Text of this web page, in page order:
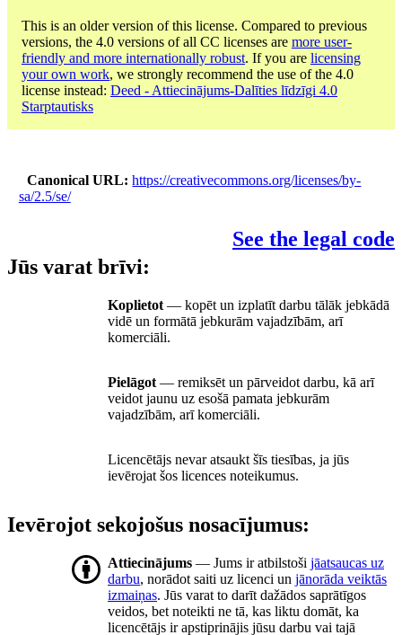
This is an older version of this license. Compared to previous
versions, the 4.0 versions of all CC licenses are more user-
friendly and more internationally robust. If you are licensing
your own work, we strongly recommend the use of the 4.0
license instead: Deed - Attiecinājums-Dalīties līdzīgi 4.0
Starptautisks
Canonical URL
https://creativecommons.org/licenses/by-
sa/2.5/se/
See the legal code
Jūs varat brīvi:
Koplietot — kopēt un izplatīt darbu tālāk jebkādā
vidē un formātā jebkurām vajadzībām, arī
komerciāli.
Pielāgot — remiksēt un pārveidot darbu, kā arī
veidot jaunu uz esošā pamata jebkurām
vajadzībām, arī komerciāli.
Licencētājs nevar atsaukt šīs tiesības, ja jūs
ievērojat šos licences noteikumus.
Ievērojot sekojošus nosacījumus:
Attiecinājums — Jums ir atbilstoši jāatsaucas uz
darbu, norādot saiti uz licenci un jānorāda veiktās
izmaiņas. Jūs varat to darīt dažādos saprātīgos
veidos, bet noteikti ne tā, kas liktu domāt, ka
licencētājs ir apstiprinājis jūsu darbu vai tajā